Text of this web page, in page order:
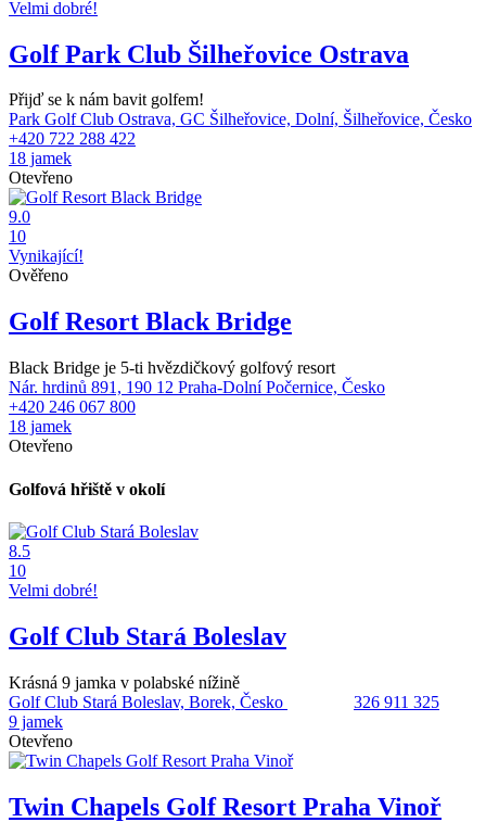
Velmi dobré!
Golf Park Club Šilheřovice Ostrava
Přijď se k nám bavit golfem!
Park Golf Club Ostrava, GC Šilheřovice, Dolní, Šilheřovice, Česko
+420 722 288 422
18 jamek
Otevřeno
9.0
10
Vynikající!
Ověřeno
Golf Resort Black Bridge
Black Bridge je 5-ti hvězdičkový golfový resort
Nár. hrdinů 891, 190 12 Praha-Dolní Počernice, Česko
+420 246 067 800
18 jamek
Otevřeno
Golfová hřiště v okolí
8.5
10
Velmi dobré!
Golf Club Stará Boleslav
Krásná 9 jamka v polabské nížině
Golf Club Stará Boleslav, Borek, Česko
326 911 325
9 jamek
Otevřeno
Twin Chapels Golf Resort Praha Vinoř